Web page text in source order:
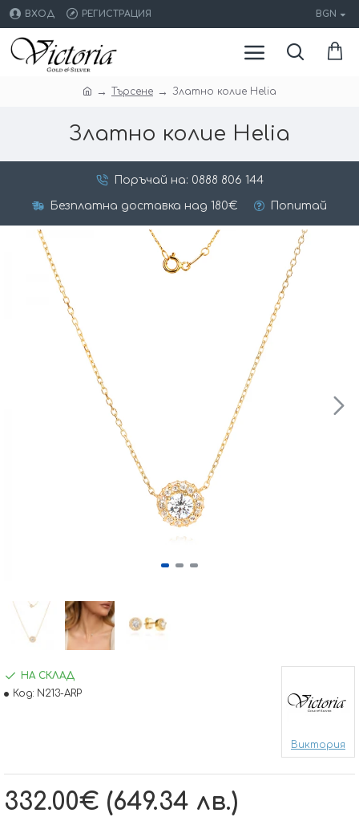
ВХОД РЕГИСТРАЦИЯ BGN
Търсене Златно колие Helia
Златно колие Helia
Поръчай на: 0888 806 144
Безплатна доставка над 180€ Попитай
332.00€ (649.34 лв.)
НА СКЛАД
Код: N213-ARP
Виктория